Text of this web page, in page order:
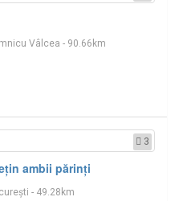
Vâlcea - 90.66km
3
ambii părinți
- 49.28km